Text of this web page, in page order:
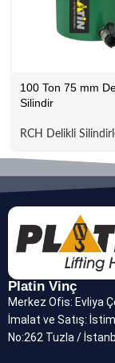
100 Ton 75 mm
Silindir
RCH Delikli
Platin Vinç
Merkez Ofis: Evliya
İmalat ve Satış:
No:262 Tuzla /